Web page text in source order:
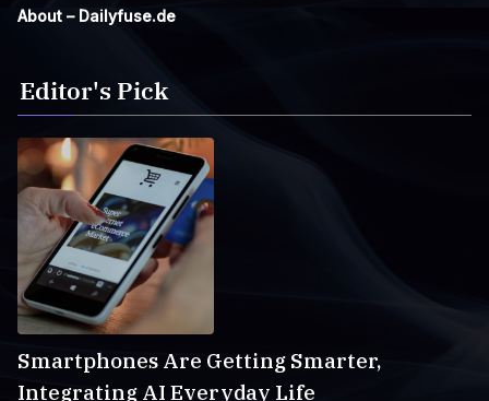
About – Dailyfuse.de
Editor's Pick
Smartphones Are Getting Smarter,
Integrating AI Everyday Life